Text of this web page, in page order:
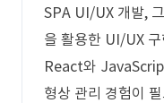
SPA UI/UX 개발,
을 활용한 UI/UX
React와
형상 관리 경험이